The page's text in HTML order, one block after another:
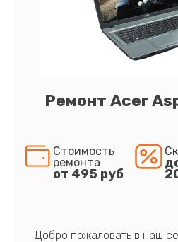
Ремонт Acer
Стоимость
ремонта
от 495 руб
Добро пожаловать в наш